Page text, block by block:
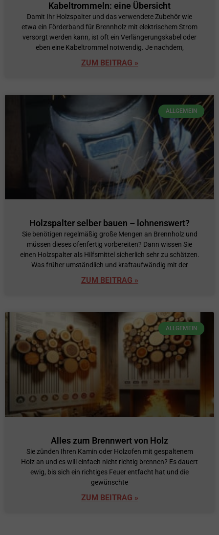
Kabeltrommeln: eine Übersicht
Damit Ihr Holzspalter und das verwendete Zubehör wie
etwa ein Förderband für Brennholz mit elektrischem Strom
versorgt werden kann, ist oft ein Verlängerungskabel oder
eben eine Kabeltrommel notwendig. Je nachdem,
ZUM BEITRAG »
ALLGEMEIN
Holzspalter selber bauen – lohnenswert?
Sie benötigen regelmäßig große Mengen an Brennholz und
müssen dieses ofenfertig vorbereiten? Dann wissen Sie
einen Holzspalter als Hilfsmittel sicherlich sehr zu schätzen.
Was früher umständlich und kraftaufwändig mit der
ZUM BEITRAG »
ALLGEMEIN
Alles zum Brennwert von Holz
Sie zünden Ihren Kamin oder Holzofen mit gespaltenem
Holz an und es will einfach nicht richtig brennen? Es dauert
ewig, bis sich ein richtiges Feuer entfacht hat und die
gewünschte
ZUM BEITRAG »